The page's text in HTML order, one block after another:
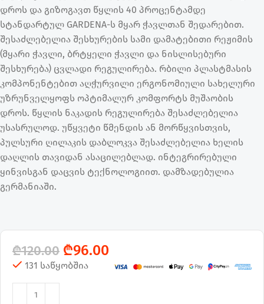
დროს და გიზოგავთ წყლის 40 პროცენტამდე
სტანდარტულ GARDENA-ს მყარ ჭავლთან შედარებით.
შესაძლებელია შესხურების სამი დამატებითი რეჟიმის
(მყარი ჭავლი, ბრტყელი ჭავლი და ნისლისებური
შესხურება) ცვლადი რეგულირება. რბილი პლასტმასის
კომპონენტებით აღჭურვილი ერგონომიული სახელური
უზრუნველყოფს ოპტიმალურ კომფორტს მუშაობის
დროს. წყლის ნაკადის რეგულირება შესაძლებელია
უსასრულოდ. უწყვეტი წმენდის ან მორწყვისთვის,
პულსური ღილაკის დაბლოკვა შესაძლებელია ხელის
დაღლის თავიდან ასაცილებლად. ინტეგრირებული
ყინვისგან დაცვის ტექნოლოგიით. დამზადებულია
გერმანიაში.
₾120.00 ₾96.00
131 საწყობშია